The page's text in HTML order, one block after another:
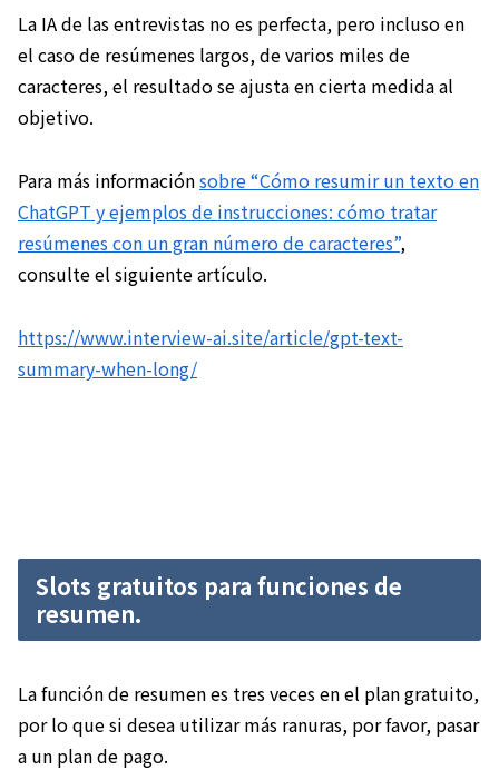
La IA de las entrevistas no es perfecta, pero incluso en
el caso de resúmenes largos, de varios miles de
caracteres, el resultado se ajusta en cierta medida al
objetivo.
Para más informaciónsobre “Cómo resumir un texto en
ChatGPT y ejemplos de instrucciones: cómo tratar
resúmenes con un gran número de caracteres”,
consulte el siguiente artículo.
https://www.interview-ai.site/article/gpt-text-
summary-when-long/
Slots gratuitos para funciones de
resumen.
La función de resumen es tres veces en el plan gratuito,
por lo que si desea utilizar más ranuras, por favor, pasar
a un plan de pago.